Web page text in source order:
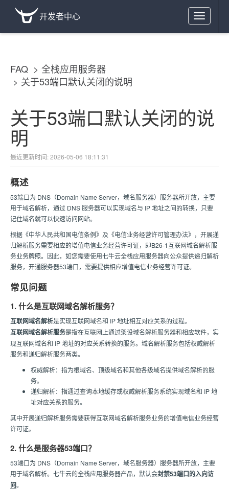
Toggle
navigation
开发者中心
FAQ
全栈应用服务器
关于53端口默认关闭的说明
关于53端口默认关闭的说
明
最近更新时间: 2026-05-06 18:11:31
概述
53端口为 DNS（Domain Name Server，域名服务器）服务器所开放，主要
用于域名解析，通过 DNS 服务器可以实现域名与 IP 地址之间的转换，只要
记住域名就可以快速访问网站。
根据《中华人民共和国电信条例》及《电信业务经营许可管理办法》，开展递
归解析服务需要相应的增值电信业务经营许可证，即B26-1互联网域名解析服
务业务牌照。因此，如您需要使用七牛云全栈应用服务器向公众提供递归解析
服务，开通服务器53端口，需要提供相应增值电信业务经营许可证。
常见问题
1. 什么是互联网域名解析服务？
互联网域名解析是实现互联网域名和 IP 地址相互对应关系的过程。
互联网域名解析服务是指在互联网上通过架设域名解析服务器和相应软件，实
现互联网域名和 IP 地址的对应关系转换的服务。域名解析服务包括权威解析
服务和递归解析服务两类。
权威解析：指为根域名、顶级域名和其他各级域名提供域名解析的服
务。
递归解析：指通过查询本地缓存或权威解析服务系统实现域名和 IP 地
址对应关系的服务。
其中开展递归解析服务需要获得互联网域名解析服务业务的增值电信业务经营
许可证。
2. 什么是服务器53端口？
53端口为 DNS（Domain Name Server，域名服务器）服务器所开放，主要
用于域名解析。七牛云的全栈应用服务器产品，默认会封禁53端口的入向访
问。